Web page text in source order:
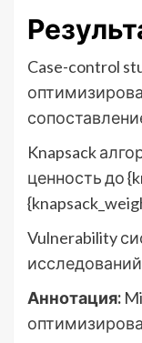
Case-control
Knapsack
ценность до
Vulnerability
Аннотация: